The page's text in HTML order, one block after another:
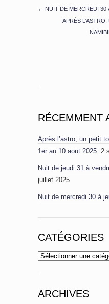
← NUIT DE MERCREDI 30
APRÈS
RÉCEMMENT
Après l’astro, un petit
1er au 10 aout 2025. 2
Nuit de jeudi 31 à
juillet 2025
Nuit de mercredi 30 à
CATÉGORIES
Catégories
ARCHIVES